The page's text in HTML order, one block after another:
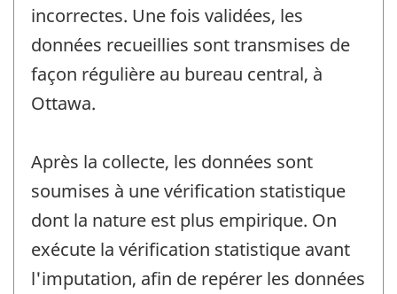
incorrectes. Une fois validées, les
données recueillies sont transmises de
façon régulière au bureau central, à
Ottawa.
Après la collecte, les données sont
soumises à une vérification statistique
dont la nature est plus empirique. On
exécute la vérification statistique avant
l'imputation, afin de repérer les données